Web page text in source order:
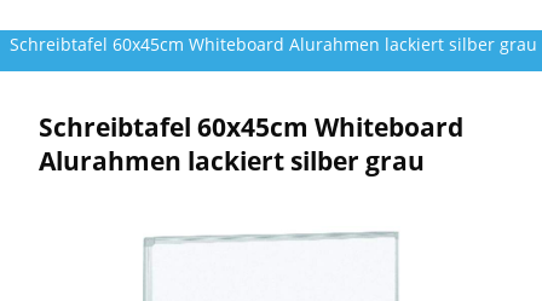
Schreibtafel 60x45cm Whiteboard Alurahmen lackiert silber grau
Schreibtafel 60x45cm Whiteboard
Alurahmen lackiert silber grau